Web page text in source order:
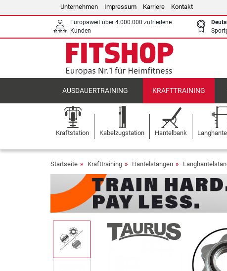
Unternehmen Impressum Karriere Kontakt
Europaweit über 4.000.000 zufriedene
Kunden
AUSDAUERTRAINING KRAFTTRAINING
Kraftstation Kabelzugstation Hantelbank
Startseite Krafttraining Hantelstangen